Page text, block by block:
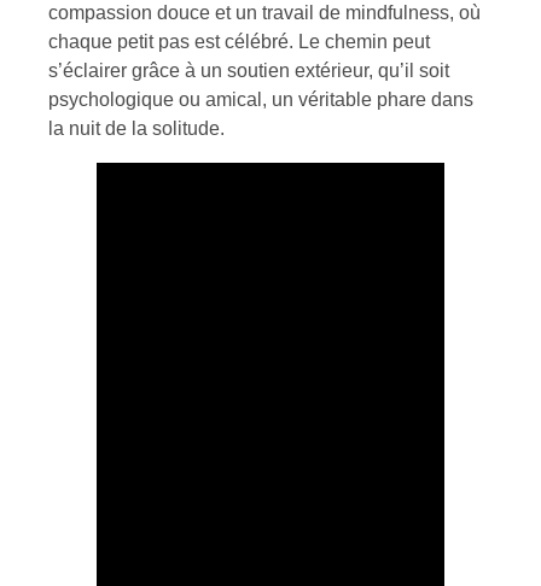
compassion douce et un travail de mindfulness, où
chaque petit pas est célébré. Le chemin peut
s’éclairer grâce à un soutien extérieur, qu’il soit
psychologique ou amical, un véritable phare dans
la nuit de la solitude.